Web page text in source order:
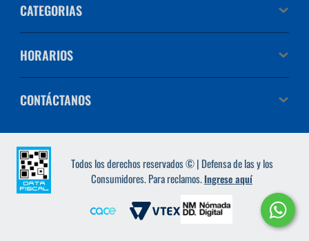
CATEGORIAS
HORARIOS
CONTÁCTANOS
Todos los derechos reservados © | Defensa de las y los
Consumidores. Para reclamos.Ingrese aquí